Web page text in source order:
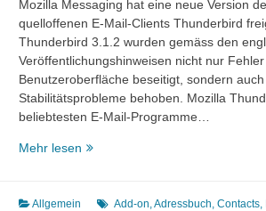
Mozilla Messaging hat eine neue Version
quelloffenen E-Mail-Clients Thunderbird
Thunderbird 3.1.2 wurden gemäss den
Veröffentlichungshinweisen nicht nur
Benutzeroberfläche beseitigt, sondern
Stabilitätsprobleme behoben. Mozilla
beliebtesten E-Mail-Programme…
Mehr lesen Mozilla
3.1.2
Allgemein Add-on,Adressbuch, Contacts,